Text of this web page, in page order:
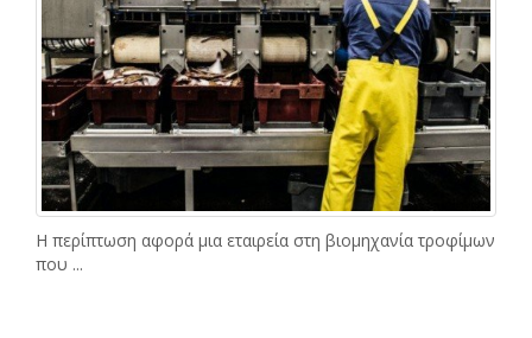
Η περίπτωση αφορά μια εταιρεία στη βιομηχανία τροφίμων
που ...